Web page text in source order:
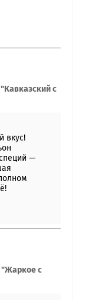
"Кавказский с
вкус!
—
"Жаркое с